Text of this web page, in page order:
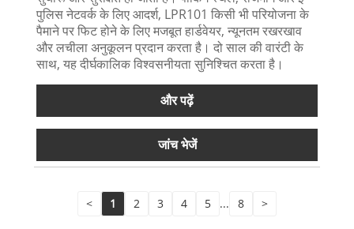
पुलिस नेटवर्क के लिए आदर्श, LPR101 किसी भी परियोजना के
पैमाने पर फिट होने के लिए मजबूत हार्डवेयर, न्यूनतम रखरखाव
और लचीला अनुकूलन प्रदान करता है। दो साल की वारंटी के
साथ, यह दीर्घकालिक विश्वसनीयता सुनिश्चित करता है।
और पढ़ें
जांच भेजें
< 1 2 3 4 5 ... 8 >